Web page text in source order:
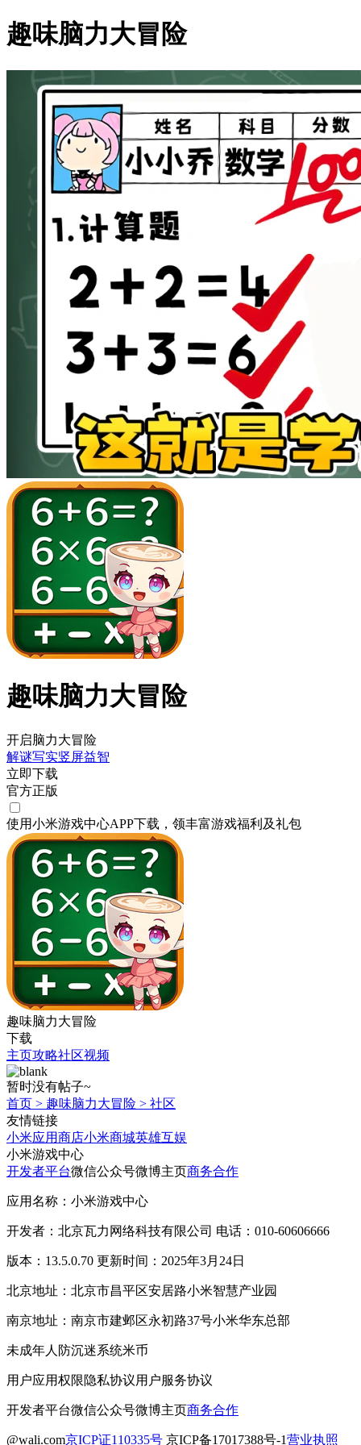
趣味脑力大冒险
趣味脑力大冒险
开启脑力大冒险
解谜写实竖屏益智
立即下载
官方正版
使用小米游戏中心APP下载 ，领丰富游戏福利 及礼包
趣味脑力大冒险
下载
主页攻略社区视频
暂时没有帖子~
首页 > 趣味脑力大冒险 > 社区
友情链接
小米应用商店小米商城英雄互娱
小米游戏中心
开发者平台微信公众号微博主页商务合作
应用名称：小米游戏中心
开发者：北京瓦力网络科技有限公司 电话：010-60606666
版本：13.5.0.70 更新时间：2025年3月24日
北京地址：北京市昌平区安居路小米智慧产业园
南京地址：南京市建邺区永初路37号小米华东总部
未成年人防沉迷系统米币
用户应用权限隐私协议用户服务协议
开发者平台微信公众号微博主页商务合作
@wali.com京ICP证110335号 京ICP备17017388号-1营业执照